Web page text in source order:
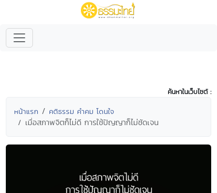
ค้นหาในเว็บไซต์ :
หน้าแรก คติธรรม คำคม โดนใจ
เมื่อสภาพจิตก็ไม่ดี การใช้ปัญญาก็ไม่ชัดเจน